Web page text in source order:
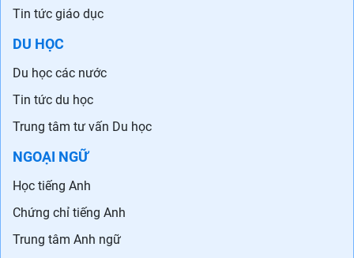
Tin tức giáo dục
DU HỌC
Du học các nước
Tin tức du học
Trung tâm tư vấn Du học
NGOẠI NGỮ
Học tiếng Anh
Chứng chỉ tiếng Anh
Trung tâm Anh ngữ